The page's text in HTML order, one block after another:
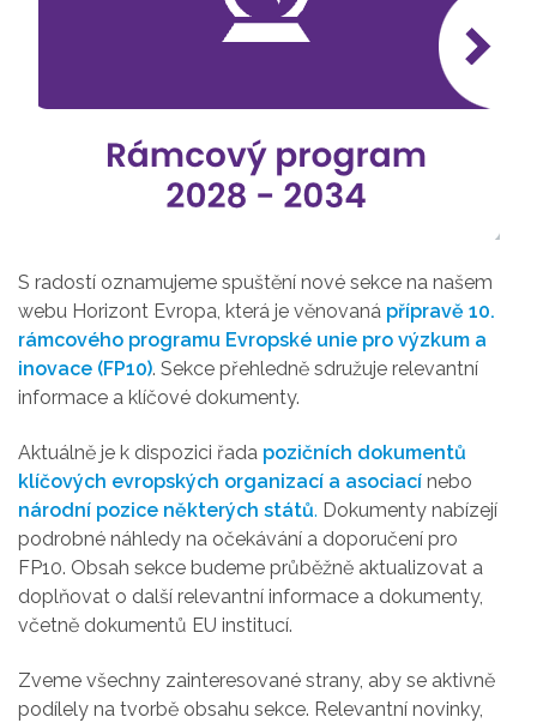
S radostí oznamujeme spuštění nové sekce na našem
webu Horizont Evropa, která je věnovaná přípravě 10.
rámcového programu Evropské unie pro výzkum a
inovace (FP10). Sekce přehledně sdružuje relevantní
informace a klíčové dokumenty.
Aktuálně je k dispozici řada pozičních dokumentů
klíčových evropských organizací a asociací nebo
národní pozice některých států. Dokumenty nabízejí
podrobné náhledy na očekávání a doporučení pro
FP10. Obsah sekce budeme průběžně aktualizovat a
doplňovat o další relevantní informace a dokumenty,
včetně dokumentů EU institucí.
Zveme všechny zainteresované strany, aby se aktivně
podílely na tvorbě obsahu sekce. Relevantní novinky,